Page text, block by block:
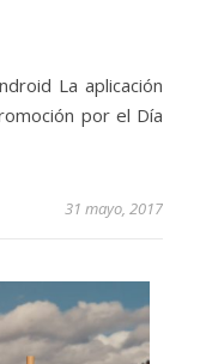
La aplicación
por el Día
31 mayo, 2017